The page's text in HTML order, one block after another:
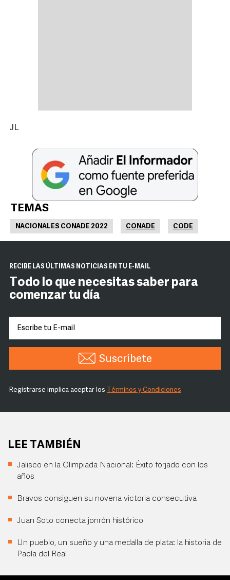
JL
TEMAS
NACIONALES CONADE 2022 CONADE CODE
RECIBE LAS ÚLTIMAS NOTICIAS EN TU E-MAIL
Todo lo que necesitas saber para
comenzar tu día
Suscríbete
Registrarse implica aceptar los Términos y Condiciones
LEE TAMBIÉN
Jalisco en la Olimpiada Nacional: Éxito forjado con los
años
Bravos consiguen su novena victoria consecutiva
Juan Soto conecta jonrón histórico
Un pueblo, un sueño y una medalla de plata: la historia de
Paola del Real